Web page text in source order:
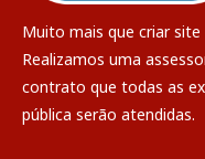
Muito mais que criar site
Realizamos uma
contrato que todas as
pública serão atendidas.